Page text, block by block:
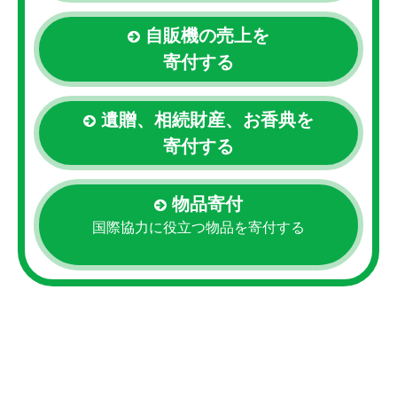
自販機の売上を
寄付する
遺贈、相続財産、お香典を
寄付する
物品寄付
国際協力に役立つ物品を寄付する